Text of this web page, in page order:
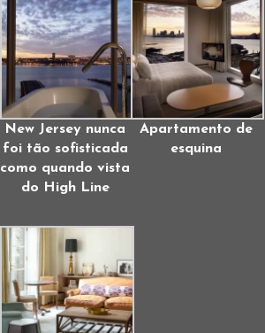
New Jersey nunca
foi tão sofisticada
como quando vista
do High Line
Apartamento de
esquina